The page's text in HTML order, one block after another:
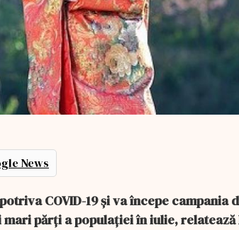
News
COVID-19 şi va începe campania
părţi a populaţiei în iulie, relatează